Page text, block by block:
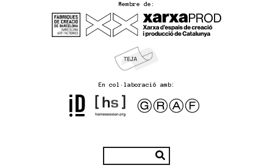
Membre de:
En col·laboració amb: